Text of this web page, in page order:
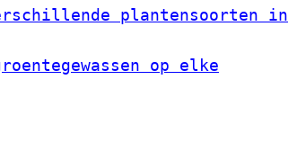
plantensoorten in
op elke